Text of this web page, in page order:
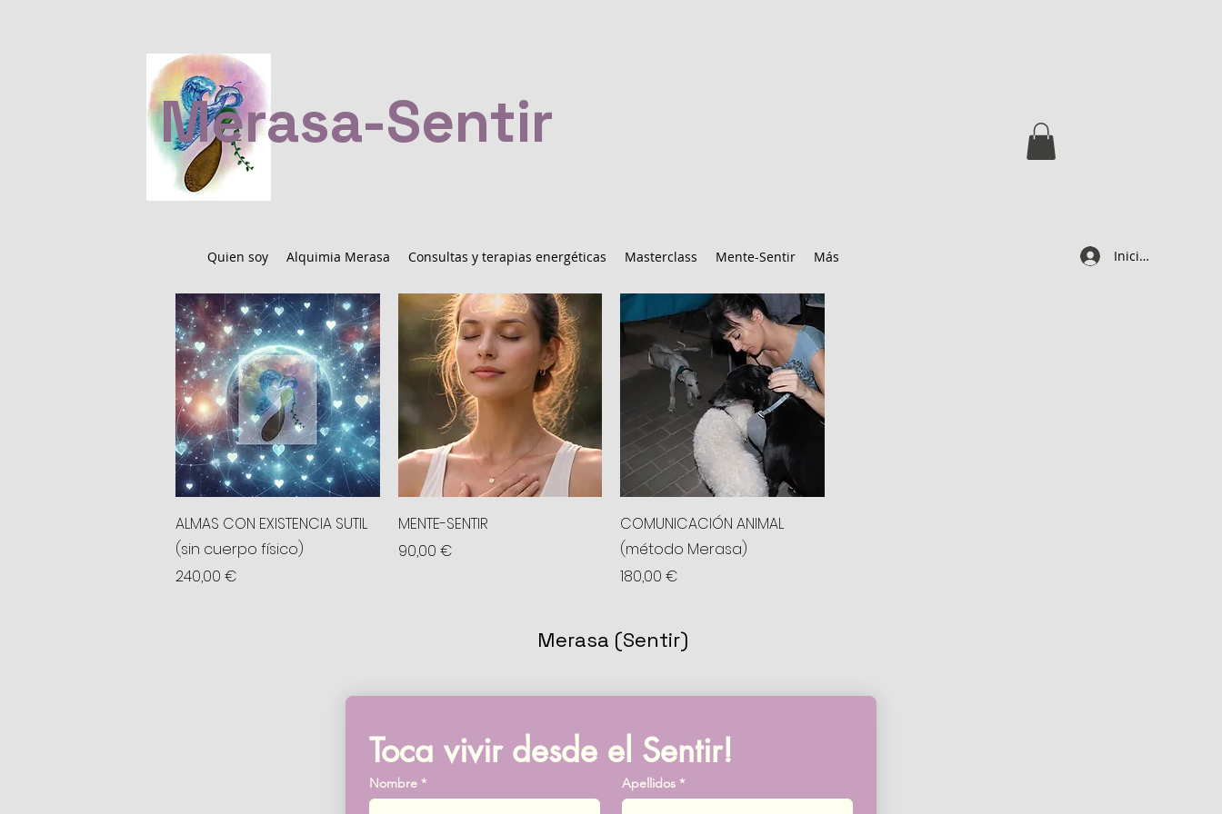
Merasa-Sentir
Quien soy Alquimia Merasa Consultas y terapias energéticas Masterclass Mente-Sentir Más Iniciar sesión
Vista rápida
ALMAS CON EXISTENCIA SUTIL
(sin cuerpo físico)
Precio
240,00 €
Vista rápida
MENTE-SENTIR
Precio
90,00 €
Vista rápida
COMUNICACIÓN ANIMAL
(método Merasa)
Precio
180,00 €
Merasa (Sentir)
Toca vivir desde el Sentir!
Nombre * Apellidos *